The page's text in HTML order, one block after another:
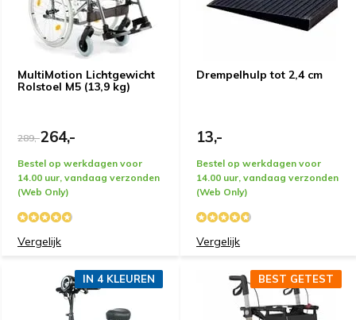
MultiMotion Lichtgewicht
Rolstoel M5 (13,9 kg)
289,-264,-
Bestel op werkdagen voor
14.00 uur, vandaag verzonden
(Web Only)
Vergelijk
Drempelhulp tot 2,4 cm
13,-
Bestel op werkdagen voor
14.00 uur, vandaag verzonden
(Web Only)
Vergelijk
IN 4 KLEUREN BEST GETEST